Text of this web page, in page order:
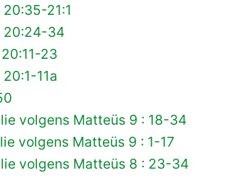
21:1
20:24-34
23
11a
volgens Matteüs 9 : 18-34
volgens Matteüs 9 : 1-17
volgens Matteüs 8 : 23-34